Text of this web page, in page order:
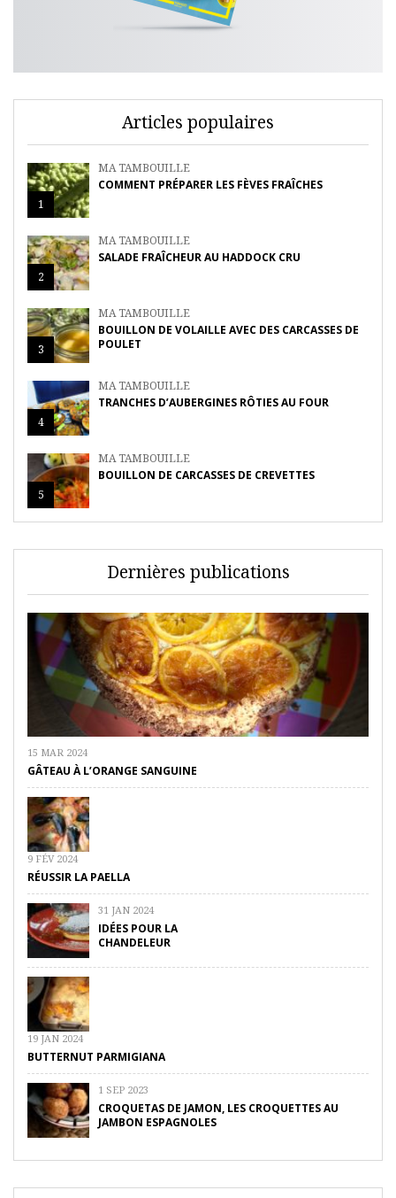
Articles populaires
1
MA TAMBOUILLE
COMMENT PRÉPARER LES FÈVES FRAÎCHES
2
MA TAMBOUILLE
SALADE FRAÎCHEUR AU HADDOCK CRU
3
MA TAMBOUILLE
BOUILLON DE VOLAILLE AVEC DES CARCASSES DE
POULET
4
MA TAMBOUILLE
TRANCHES D’AUBERGINES RÔTIES AU FOUR
5
MA TAMBOUILLE
BOUILLON DE CARCASSES DE CREVETTES
Dernières publications
15 MAR 2024
GÂTEAU À L’ORANGE SANGUINE
9 FÉV 2024
RÉUSSIR LA PAELLA
31 JAN 2024
IDÉES POUR LA
CHANDELEUR
19 JAN 2024
BUTTERNUT PARMIGIANA
1 SEP 2023
CROQUETAS DE JAMON, LES CROQUETTES AU
JAMBON ESPAGNOLES